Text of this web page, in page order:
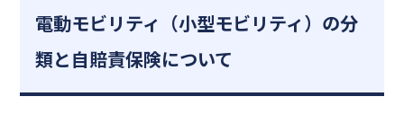
電動モビリティ（小型モビリティ）の分
類と自賠責保険について